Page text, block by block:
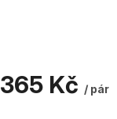
365 Kč / pár